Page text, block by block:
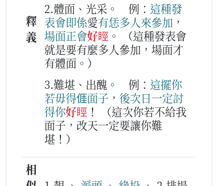
釋
義
2.體面、光采。
例： 這種發
表會即係愛有恁多人來參加 ，
場面正會好䀴 。
（這種發表會
就是要有麼多人參加，場面才
有體面。）
3.難堪、出醜。
例： 這擺你
若毋得𠊎面子 ， 後次日一定討
得你好䀴 ！
（這次你若不給我
面子，改天一定要讓你難
堪！）
相